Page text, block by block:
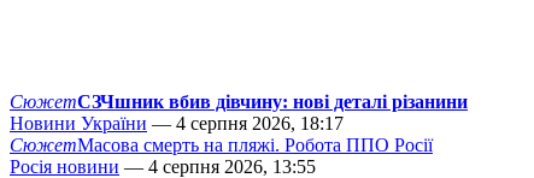
СюжетСЗЧшник вбив дівчину: нові деталі різанини
Новини України — 4 серпня 2026, 18:17
СюжетМасова смерть на пляжі. Робота ППО Росії
Росія новини — 4 серпня 2026, 13:55